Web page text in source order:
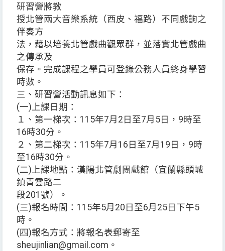
研習營將教
授北管兩大音樂系統（西皮、福路）不同戲齣之
伴奏方
法，藉以培養北管戲曲觀眾群，並落實北管戲曲
之傳承及
保存。完成課程之學員可登錄公務人員終身學習
時數。
三、研習營活動訊息如下：
(一)上課日期：
１、第一梯次：115年7月2日至7月5日，9時至
16時30分。
２、第二梯次：115年7月16日至7月19日，9時
至16時30分。
(二)上課地點：漢陽北管劇團戲館（宜蘭縣頭城
鎮青雲路二
段201號）。
(三)報名時間：115年5月20日至6月25日下午5
時。
(四)報名方式：將報名表郵寄至
sheujinlian@gmail.com。